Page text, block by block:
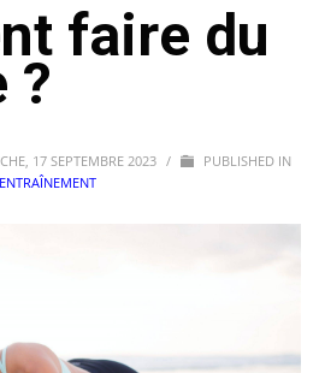
faire du
?
17 SEPTEMBRE 2023 /
PUBLISHED IN